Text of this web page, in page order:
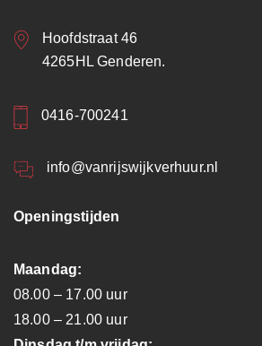
Hoofdstraat 46
4265HL Genderen.
0416-700241
info@vanrijswijkverhuur.nl
Openingstijden
Maandag:
08.00 – 17.00 uur
18.00 – 21.00 uur